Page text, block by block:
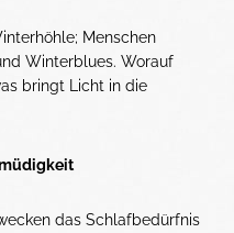
Menschen
Winterblues. Worauf
bringt Licht in die
das Schlafbedürfnis